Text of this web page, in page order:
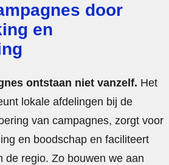
door
en
ontstaan niet vanzelf. Het
lokale afdelingen bij de
van campagnes, zorgt voor
en boodschap en faciliteert
de regio. Zo bouwen we aan